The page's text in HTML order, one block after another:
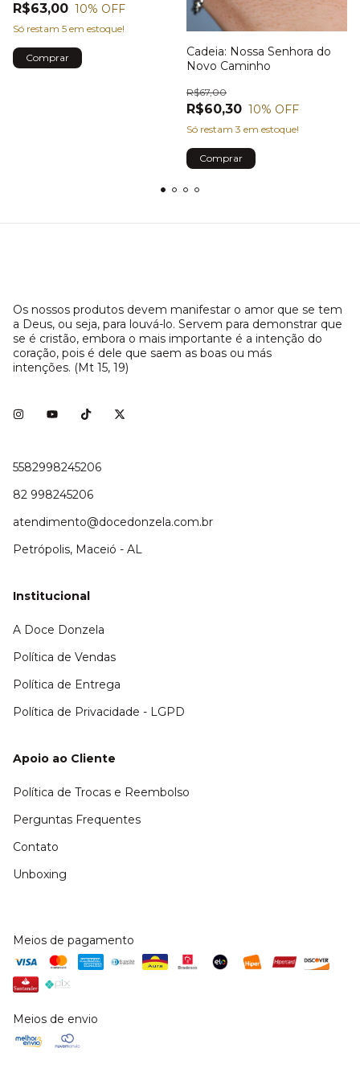
R$63,00 10% OFF
Só restam 5 em estoque!
Cadeia: Nossa Senhora do
Novo Caminho
R$60,30
R$67,00
10% OFF
Só restam 3 em estoque!
Os nossos produtos devem manifestar o amor que se tem
a Deus, ou seja, para louvá-lo. Servem para demonstrar que
se é cristão, embora o mais importante é a intenção do
coração, pois é dele que saem as boas ou más
intenções. (Mt 15, 19)
5582998245206
82 998245206
atendimento@docedonzela.com.br
Petrópolis, Maceió - AL
Institucional
A Doce Donzela
Política de Vendas
Política de Entrega
Política de Privacidade - LGPD
Apoio ao Cliente
Política de Trocas e Reembolso
Perguntas Frequentes
Contato
Unboxing
Meios de pagamento
Meios de envio